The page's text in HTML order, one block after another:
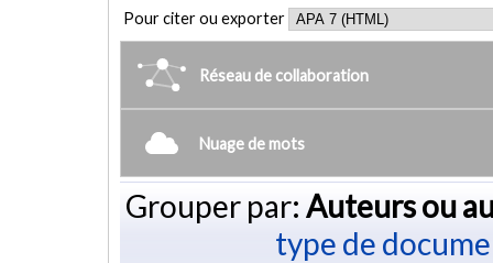
Pour citer ou exporter
Réseau de collaboration
Nuage de mots
Grouper par: Auteurs ou
type de